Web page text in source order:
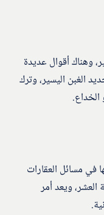
وهناك أقوال عديدة
الغبن اليسير، وترك
في مسائل العقارات
ويعد أمر